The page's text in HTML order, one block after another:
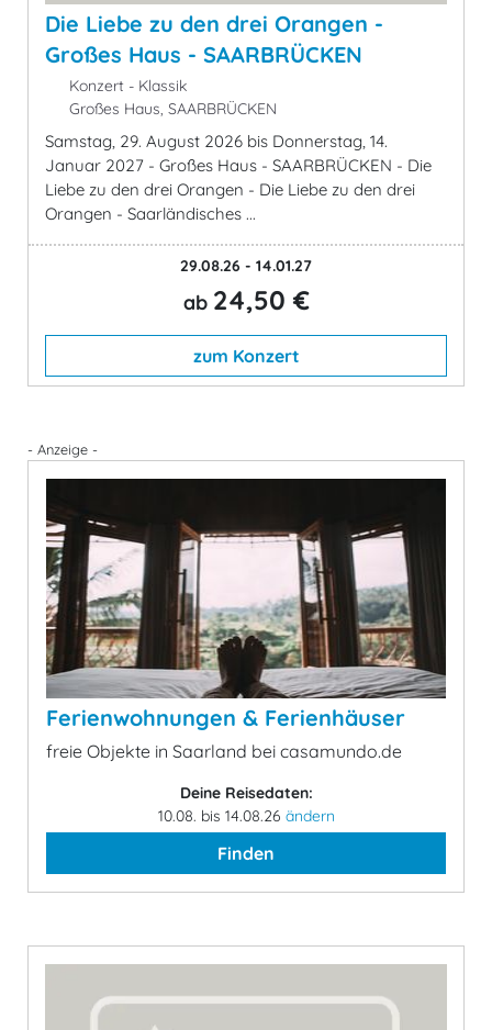
Die Liebe zu den drei Orangen -
Großes Haus - SAARBRÜCKEN
Konzert - Klassik
Großes Haus, SAARBRÜCKEN
Samstag, 29. August 2026 bis Donnerstag, 14.
Januar 2027 - Großes Haus - SAARBRÜCKEN - Die
Liebe zu den drei Orangen - Die Liebe zu den drei
Orangen - Saarländisches ...
29.08.26 - 14.01.27
ab 24,50 €
zum Konzert
- Anzeige -
Ferienwohnungen & Ferienhäuser
freie Objekte in Saarland bei casamundo.de
Deine Reisedaten:
10.08. bis 14.08.26 ändern
Finden